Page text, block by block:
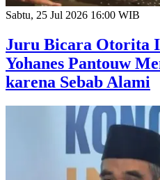
Sabtu, 25 Jul 2026 16:00 WIB
Juru Bicara Otorita
Yohanes Pantouw
karena Sebab Alami